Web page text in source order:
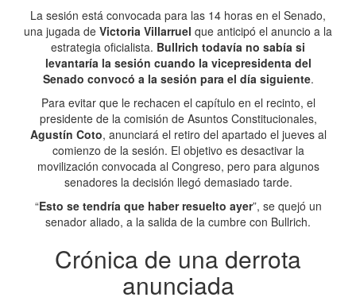
La sesión está convocada para las 14 horas en el Senado,
una jugada de Victoria Villarruel que anticipó el anuncio a la
estrategia oficialista. Bullrich todavía no sabía si
levantaría la sesión cuando la vicepresidenta del
Senado convocó a la sesión para el día siguiente.
Para evitar que le rechacen el capítulo en el recinto, el
presidente de la comisión de Asuntos Constitucionales,
Agustín Coto, anunciará el retiro del apartado el jueves al
comienzo de la sesión. El objetivo es desactivar la
movilización convocada al Congreso, pero para algunos
senadores la decisión llegó demasiado tarde.
“Esto se tendría que haber resuelto ayer”, se quejó un
senador aliado, a la salida de la cumbre con Bullrich.
Crónica de una derrota
anunciada